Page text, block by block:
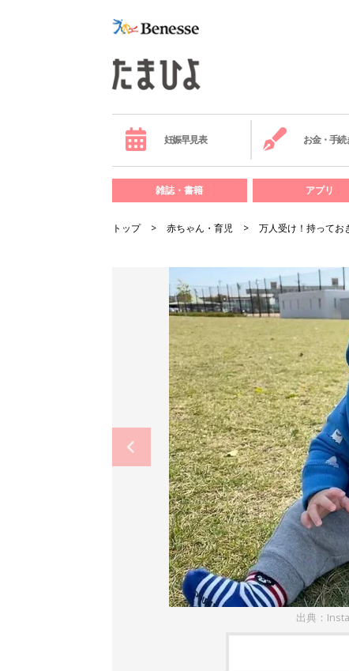
妊娠早見表 お金・手続
雑誌・書籍 アプリ
トップ 赤ちゃん・育児 万人受け！持ってお
出典：